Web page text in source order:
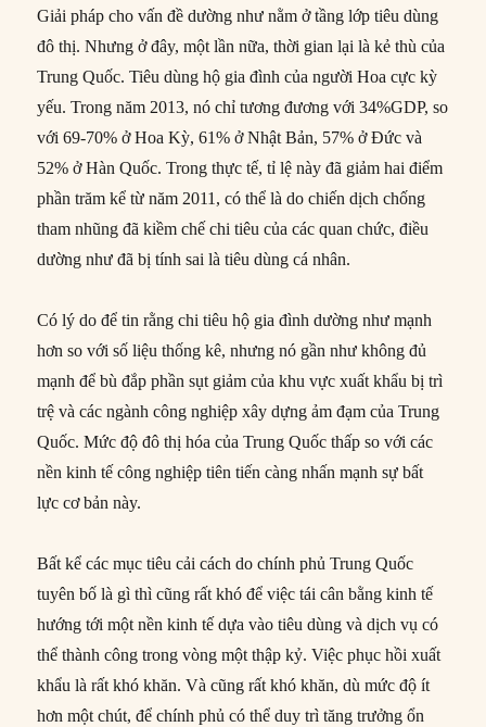
Giải pháp cho vấn đề dường như nằm ở tầng lớp tiêu dùng
đô thị. Nhưng ở đây, một lần nữa, thời gian lại là kẻ thù của
Trung Quốc. Tiêu dùng hộ gia đình của người Hoa cực kỳ
yếu. Trong năm 2013, nó chỉ tương đương với 34%GDP, so
với 69-70% ở Hoa Kỳ, 61% ở Nhật Bản, 57% ở Đức và
52% ở Hàn Quốc. Trong thực tế, tỉ lệ này đã giảm hai điểm
phần trăm kể từ năm 2011, có thể là do chiến dịch chống
tham nhũng đã kiềm chế chi tiêu của các quan chức, điều
dường như đã bị tính sai là tiêu dùng cá nhân.
Có lý do để tin rằng chi tiêu hộ gia đình dường như mạnh
hơn so với số liệu thống kê, nhưng nó gần như không đủ
mạnh để bù đắp phần sụt giảm của khu vực xuất khẩu bị trì
trệ và các ngành công nghiệp xây dựng ảm đạm của Trung
Quốc. Mức độ đô thị hóa của Trung Quốc thấp so với các
nền kinh tế công nghiệp tiên tiến càng nhấn mạnh sự bất
lực cơ bản này.
Bất kể các mục tiêu cải cách do chính phủ Trung Quốc
tuyên bố là gì thì cũng rất khó để việc tái cân bằng kinh tế
hướng tới một nền kinh tế dựa vào tiêu dùng và dịch vụ có
thể thành công trong vòng một thập kỷ. Việc phục hồi xuất
khẩu là rất khó khăn. Và cũng rất khó khăn, dù mức độ ít
hơn một chút, để chính phủ có thể duy trì tăng trưởng ổn